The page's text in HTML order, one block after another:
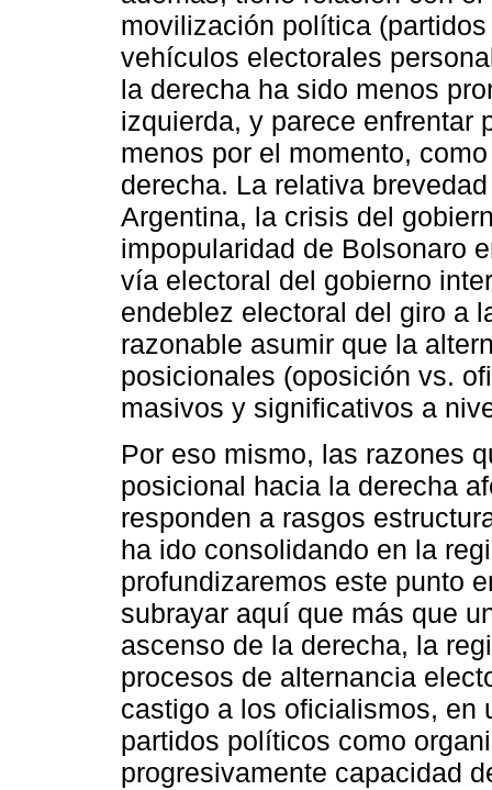
movilización política
vehículos electorales
la derecha ha sido menos
izquierda, y parece enfrentar
menos por el momento,
derecha. La relativa
Argentina, la crisis del
impopularidad de Bolsonaro
vía electoral del gobierno
endeblez electoral del giro a
razonable asumir que la
posicionales (oposición vs.
masivos y significativos a
Por eso mismo, las razones
posicional hacia la derecha
responden a rasgos
ha ido consolidando en la
profundizaremos este punto
subrayar aquí que más que
ascenso de la derecha, la
procesos de alternancia
castigo a los oficialismos, en
partidos políticos como
progresivamente capacidad